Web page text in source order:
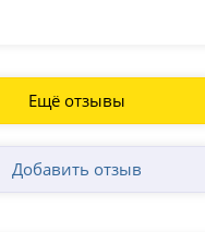
Ещё отзывы
Добавить отзыв